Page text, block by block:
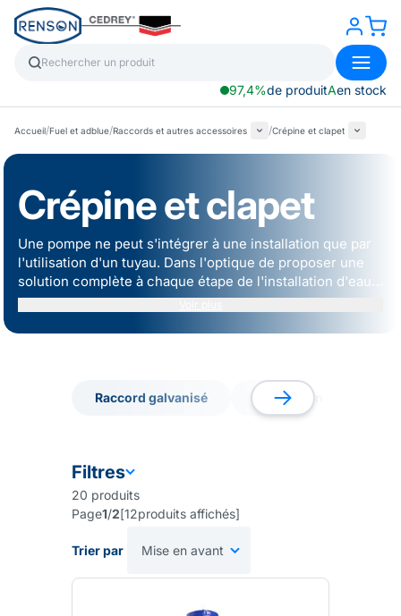
97,4%de produitAen stock
Accueil/Fuel et adblue/Raccords et autres accessoires /Crépine et clapet
Crépine et clapet
Une pompe ne peut s'intégrer à une installation que par
l'utilisation d'un tuyau. Dans l'optique de proposer une
solution complète à chaque étape de l'installation d'eau,
les équipes RENSON ont sélectionné une gamme de
pression à respecter. Découvrez notre gamme de tuyaux
Raccord galvanisé
Raccord en laiton
Raccord en laiton
Filtres
20 produits
Page1/2[12produits affichés]
Trier par